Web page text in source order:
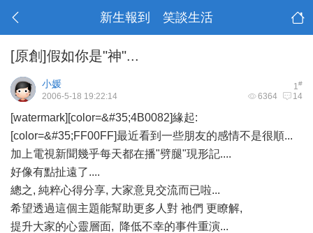
新生報到 笑談生活
[原創]假如你是"神"...
1#
小媛
6364 14
2006-5-18 19:22:14
[watermark][color=&#35;4B0082]緣起:
[color=&#35;FF00FF]最近看到一些朋友的感情不是很順...
加上電視新聞幾乎每天都在播"劈腿"現形記....
好像有點扯遠了....
總之, 純粹心得分享, 大家意見交流而已啦...
希望透過這個主題能幫助更多人對 祂們 更瞭解,
提升大家的心靈層面, 降低不幸的事件重演...